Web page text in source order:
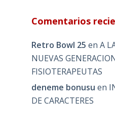
Comentarios
Retro Bowl 25 en A
NUEVAS
FISIOTERAPEUTAS
deneme bonusu en
DE CARACTERES